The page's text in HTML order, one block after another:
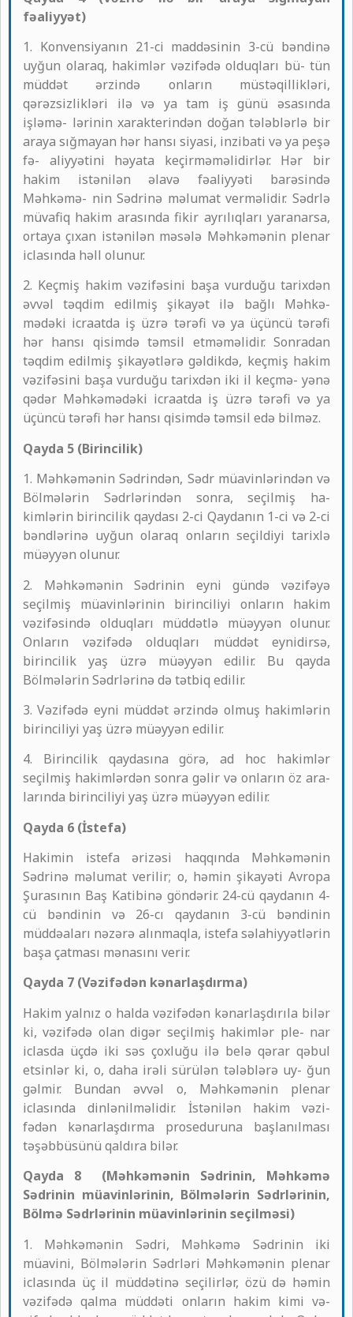
fəaliyyət)
1. Konvensiyanın 21-ci maddəsinin 3-cü bəndinə
uyğun olaraq, hakimlər vəzifədə olduqları bü- tün
müddət ərzində onların müstəqillikləri,
qərəzsizlikləri ilə və ya tam iş günü əsasında
işləmə- lərinin xarakterindən doğan tələblərlə bir
araya sığmayan hər hansı siyasi, inzibati və ya peşə
fə- aliyyətini həyata keçirməməlidirlər. Hər bir
hakim istənilən əlavə fəaliyyəti barəsində
Məhkəmə- nin Sədrinə məlumat verməlidir. Sədrlə
müvafiq hakim arasında fikir ayrılıqları yaranarsa,
ortaya çıxan istənilən məsələ Məhkəmənin plenar
iclasında həll olunur.
2. Keçmiş hakim vəzifəsini başa vurduğu tarixdən
əvvəl təqdim edilmiş şikayət ilə bağlı Məhkə-
mədəki icraatda iş üzrə tərəfi və ya üçüncü tərəfi
hər hansı qisimdə təmsil etməməlidir. Sonradan
təqdim edilmiş şikayətlərə gəldikdə, keçmiş hakim
vəzifəsini başa vurduğu tarixdən iki il keçmə- yənə
qədər Məhkəmədəki icraatda iş üzrə tərəfi və ya
üçüncü tərəfi hər hansı qisimdə təmsil edə bilməz.
Qayda 5 (Birincilik)
1. Məhkəmənin Sədrindən, Sədr müavinlərindən və
Bölmələrin Sədrlərindən sonra, seçilmiş ha-
kimlərin birincilik qaydası 2-ci Qaydanın 1-ci və 2-ci
bəndlərinə uyğun olaraq onların seçildiyi tarixlə
müəyyən olunur.
2. Məhkəmənin Sədrinin eyni gündə vəzifəyə
seçilmiş müavinlərinin birinciliyi onların hakim
vəzifəsində olduqları müddətlə müəyyən olunur.
Onların vəzifədə olduqları müddət eynidirsə,
birincilik yaş üzrə müəyyən edilir. Bu qayda
Bölmələrin Sədrlərinə də tətbiq edilir.
3. Vəzifədə eyni müddət ərzində olmuş hakimlərin
birinciliyi yaş üzrə müəyyən edilir.
4. Birincilik qaydasına görə, ad hoc hakimlər
seçilmiş hakimlərdən sonra gəlir və onların öz ara-
larında birinciliyi yaş üzrə müəyyən edilir.
Qayda 6 (İstefa)
Hakimin istefa ərizəsi haqqında Məhkəmənin
Sədrinə məlumat verilir; o, həmin şikayəti Avropa
Şurasının Baş Katibinə göndərir. 24-cü qaydanın 4-
cü bəndinin və 26-cı qaydanın 3-cü bəndinin
müddəaları nəzərə alınmaqla, istefa səlahiyyətlərin
başa çatması mənasını verir.
Qayda 7 (Vəzifədən kənarlaşdırma)
Hakim yalnız o halda vəzifədən kənarlaşdırıla bilər
ki, vəzifədə olan digər seçilmiş hakimlər ple- nar
iclasda üçdə iki səs çoxluğu ilə belə qərar qəbul
etsinlər ki, o, daha irəli sürülən tələblərə uy- ğun
gəlmir. Bundan əvvəl o, Məhkəmənin plenar
iclasında dinlənilməlidir. İstənilən hakim vəzi-
fədən kənarlaşdırma proseduruna başlanılması
təşəbbüsünü qaldıra bilər.
Qayda 8 (Məhkəmənin Sədrinin, Məhkəmə
Sədrinin müavinlərinin, Bölmələrin Sədrlərinin,
Bölmə Sədrlərinin müavinlərinin seçilməsi)
1. Məhkəmənin Sədri, Məhkəmə Sədrinin iki
müavini, Bölmələrin Sədrləri Məhkəmənin plenar
iclasında üç il müddətinə seçilirlər, özü də həmin
vəzifədə qalma müddəti onların hakim kimi və-